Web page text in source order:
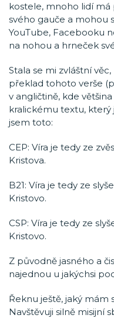
kostele, mnoho lidí má
svého gauče a mohou
YouTube, Facebooku
na nohou a hrneček
Stala se mi zvláštní
překlad tohoto verše
v angličtině, kde
kralickému textu, který
jsem toto:
CEP: Víra je tedy ze
Kristova.
B21: Víra je tedy ze
Kristovo.
CSP: Víra je tedy ze
Kristovo.
Z původně jasného a
najednou u jakýchsi
Řeknu ještě, jaký mám
Navštěvuji silně misijní